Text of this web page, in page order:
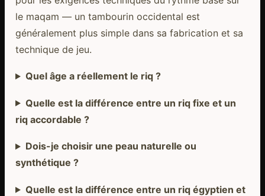
le maqam — un tambourin occidental est
généralement plus simple dans sa fabrication et sa
technique de jeu.
Quel âge a réellement le riq ?
Quelle est la différence entre un riq fixe et un
riq accordable ?
Dois-je choisir une peau naturelle ou
synthétique ?
Quelle est la différence entre un riq égyptien et